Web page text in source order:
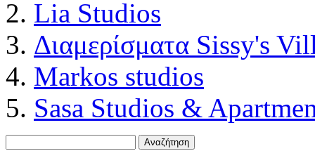
Lia Studios
Διαμερίσματα Sissy's
Markos studios
Sasa Studios &